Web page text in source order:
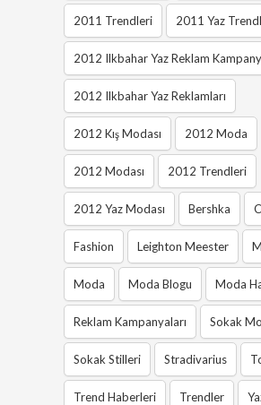
2011 Trendleri 2011 Yaz
2012 Ilkbahar Yaz Reklam
2012 Ilkbahar Yaz Reklamları
2012 Kış Modası 2012 Moda
2012 Modası 2012 Trendleri
2012 Yaz Modası Bershka
Fashion Leighton Meester
Moda Moda Blogu Moda
Reklam Kampanyaları Sokak
Sokak Stilleri Stradivarius
Trend Haberleri Trendler